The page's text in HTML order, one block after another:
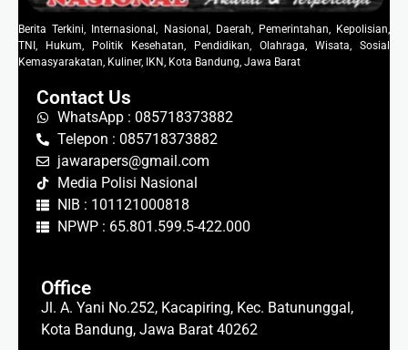
Berita Terkini, Internasional, Nasional, Daerah, Pemerintahan, Kepolisian,
TNI, Hukum, Politik Kesehatan, Pendidikan, Olahraga, Wisata, Sosial
Kemasyarakatan, Kuliner, IKN, Kota Bandung, Jawa Barat
Contact Us
WhatsApp : 085718373882
Telepon : 085718373882
jawarapers@gmail.com
Media Polisi Nasional
NIB : 101121000818
NPWP : 65.801.599.5-422.000
Office
Jl. A. Yani No.252, Kacapiring, Kec. Batununggal,
Kota Bandung, Jawa Barat 40262